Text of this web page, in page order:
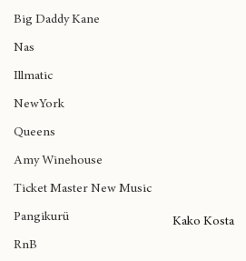
Madlib
Big Daddy Kane
Nas
Illmatic
NewYork
Queens
Amy Winehouse
Ticket Master New Music
Pangikurü